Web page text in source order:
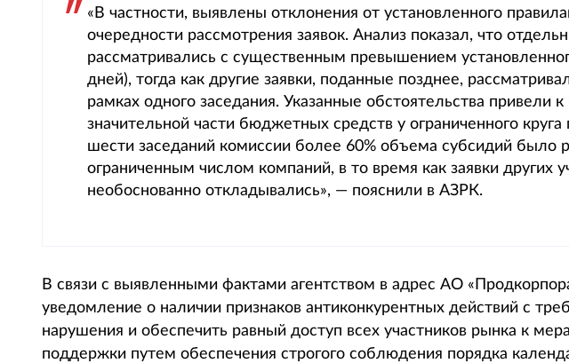
«В частности, выявлены отклонения от установленного
очередности рассмотрения заявок. Анализ показал, что
рассматривались с существенным превышением
дней), тогда как другие заявки, поданные позднее,
рамках одного заседания. Указанные обстоятельства привели
значительной части бюджетных средств у ограниченного
шести заседаний комиссии более 60% объема субсидий было
ограниченным числом компаний, в то время как заявки других
необоснованно откладывались», — пояснили в АЗРК.
В связи с выявленными фактами агентством в адрес АО
уведомление о наличии признаков антиконкурентных действий с
нарушения и обеспечить равный доступ всех участников рынка к
поддержки путем обеспечения строгого соблюдения порядка